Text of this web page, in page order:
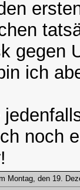
gegen
ich
noch
Montag, den 19.